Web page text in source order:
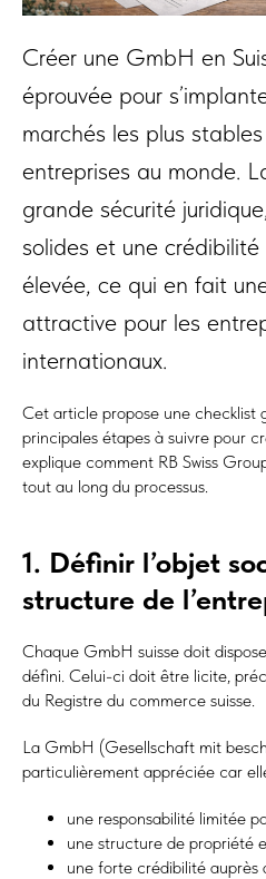
Créer une GmbH en
éprouvée pour
marchés les plus
entreprises au monde.
grande sécurité
solides et une
élevée, ce qui en fait
attractive pour les
internationaux.
Cet article propose une checklist
principales étapes à suivre pour
explique comment RB Swiss
tout au long du processus.
1. Définir l’objet
structure de
Chaque GmbH suisse doit
défini. Celui-ci doit être licite,
du Registre du commerce suisse.
La GmbH (Gesellschaft mit
particulièrement appréciée car
une responsabilité limitée
une structure de propriété
une forte crédibilité auprès